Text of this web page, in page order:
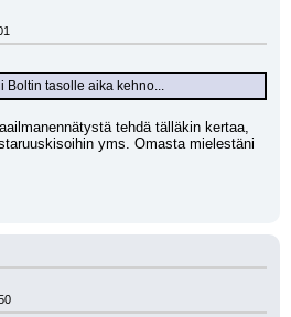
Boltin tasolle aika kehno...
tehdä tälläkin kertaa,
yms. Omasta mielestäni